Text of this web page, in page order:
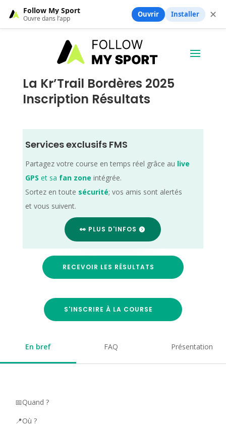
La Kr’Trail Bordères 2025
Inscription Résultats
Services exclusifs FMS
Partagez votre course en temps réel grâce au live
GPS et sa fan zone intégrée.
Sortez en toute sécurité; vos amis sont alertés
et vous suivent.
👀 PLUS D'INFOS
RECEVOIR LES RÉSULTATS
S'INSCRIRE À LA COURSE
En bref FAQ Présentation
📅Quand ?
📍Où ?
Follow My Sport
Ouvre dans l’app Ouvrir Installer ✕